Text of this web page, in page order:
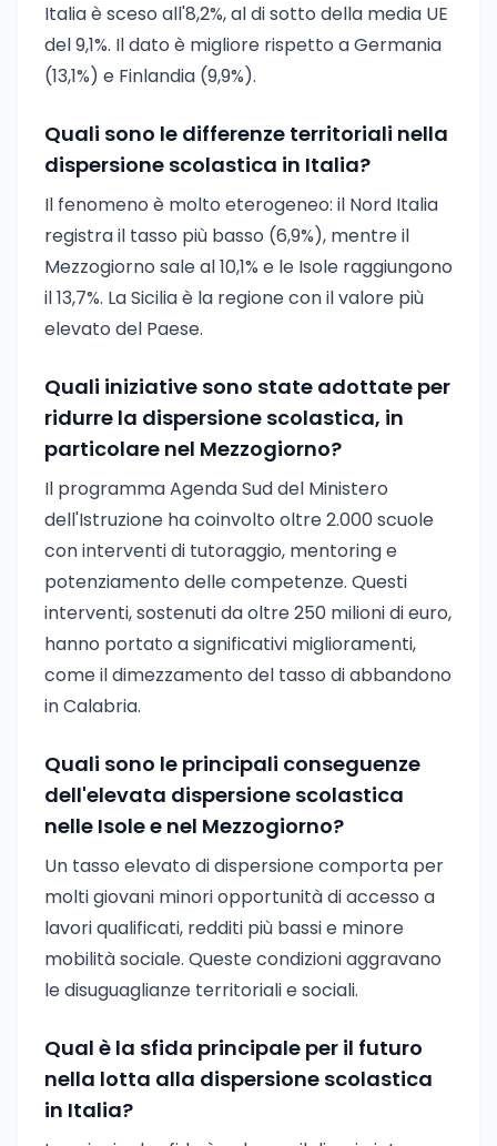
Italia è sceso all'8,2%, al di sotto della media UE
del 9,1%. Il dato è migliore rispetto a Germania
(13,1%) e Finlandia (9,9%).
Quali sono le differenze territoriali nella
dispersione scolastica in Italia?
Il fenomeno è molto eterogeneo: il Nord Italia
registra il tasso più basso (6,9%), mentre il
Mezzogiorno sale al 10,1% e le Isole raggiungono
il 13,7%. La Sicilia è la regione con il valore più
elevato del Paese.
Quali iniziative sono state adottate per
ridurre la dispersione scolastica, in
particolare nel Mezzogiorno?
Il programma Agenda Sud del Ministero
dell'Istruzione ha coinvolto oltre 2.000 scuole
con interventi di tutoraggio, mentoring e
potenziamento delle competenze. Questi
interventi, sostenuti da oltre 250 milioni di euro,
hanno portato a significativi miglioramenti,
come il dimezzamento del tasso di abbandono
in Calabria.
Quali sono le principali conseguenze
dell'elevata dispersione scolastica
nelle Isole e nel Mezzogiorno?
Un tasso elevato di dispersione comporta per
molti giovani minori opportunità di accesso a
lavori qualificati, redditi più bassi e minore
mobilità sociale. Queste condizioni aggravano
le disuguaglianze territoriali e sociali.
Qual è la sfida principale per il futuro
nella lotta alla dispersione scolastica
in Italia?